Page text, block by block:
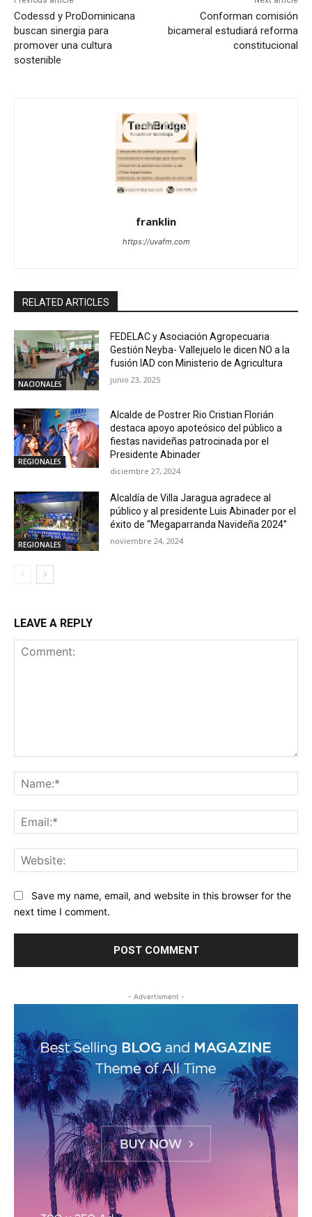
Codessd y ProDominicana
buscan sinergia para
promover una cultura
sostenible
Conforman comisión
bicameral estudiará reforma
constitucional
franklin
https://uvafm.com
RELATED ARTICLES
NACIONALES
FEDELAC y Asociación Agropecuaria
Gestión Neyba- Vallejuelo le dicen NO a la
fusión IAD con Ministerio de Agricultura
junio 23, 2025
REGIONALES
Alcalde de Postrer Rio Cristian Florián
destaca apoyo apoteósico del público a
fiestas navideñas patrocinada por el
Presidente Abinader
diciembre 27, 2024
REGIONALES
Alcaldía de Villa Jaragua agradece al
público y al presidente Luis Abinader por el
éxito de “Megaparranda Navideña 2024”
noviembre 24, 2024
LEAVE A REPLY
Save my name, email, and website in this browser for the
next time I comment.
- Advertisment -